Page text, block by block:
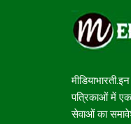
पत्रिकाओं में
सेवाओं का